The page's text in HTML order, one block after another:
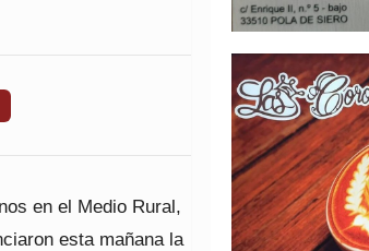
en el Medio Rural,
esta mañana la